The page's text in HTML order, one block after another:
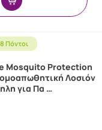
Πόντοι
Mosquito Protection
Λοσιόν
για Πα …